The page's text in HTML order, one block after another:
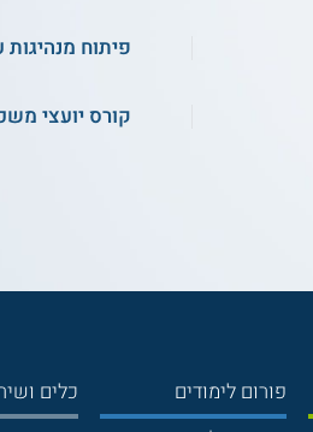
פיתוח
קורס יועצי
פורום לימודים כלים